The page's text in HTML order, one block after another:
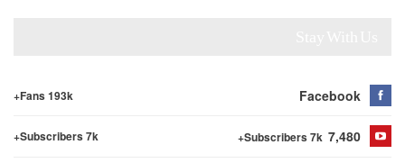
Facebook
Fans 193k+
7,480
Subscribers 7k+
Subscribers 7k+